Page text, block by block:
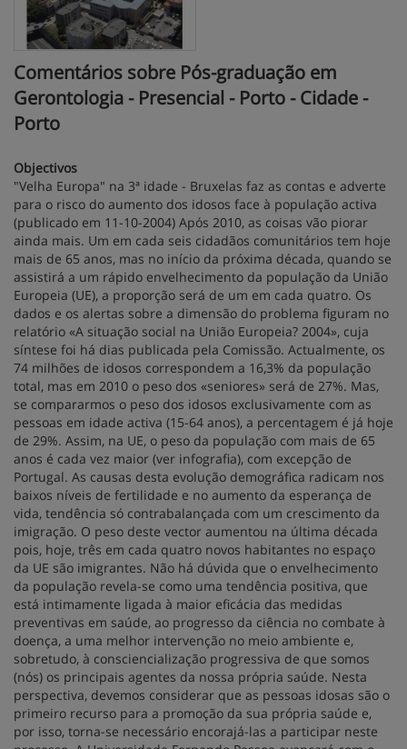
Comentários sobre Pós-graduação em
Gerontologia - Presencial - Porto - Cidade -
Porto
Objectivos
"Velha Europa" na 3ª idade - Bruxelas faz as contas e adverte
para o risco do aumento dos idosos face à população activa
(publicado em 11-10-2004) Após 2010, as coisas vão piorar
ainda mais. Um em cada seis cidadãos comunitários tem hoje
mais de 65 anos, mas no início da próxima década, quando se
assistirá a um rápido envelhecimento da população da União
Europeia (UE), a proporção será de um em cada quatro. Os
dados e os alertas sobre a dimensão do problema figuram no
relatório «A situação social na União Europeia? 2004», cuja
síntese foi há dias publicada pela Comissão. Actualmente, os
74 milhões de idosos correspondem a 16,3% da população
total, mas em 2010 o peso dos «seniores» será de 27%. Mas,
se compararmos o peso dos idosos exclusivamente com as
pessoas em idade activa (15-64 anos), a percentagem é já hoje
de 29%. Assim, na UE, o peso da população com mais de 65
anos é cada vez maior (ver infografia), com excepção de
Portugal. As causas desta evolução demográfica radicam nos
baixos níveis de fertilidade e no aumento da esperança de
vida, tendência só contrabalançada com um crescimento da
imigração. O peso deste vector aumentou na última década
pois, hoje, três em cada quatro novos habitantes no espaço
da UE são imigrantes. Não há dúvida que o envelhecimento
da população revela-se como uma tendência positiva, que
está intimamente ligada à maior eficácia das medidas
preventivas em saúde, ao progresso da ciência no combate à
doença, a uma melhor intervenção no meio ambiente e,
sobretudo, à consciencialização progressiva de que somos
(nós) os principais agentes da nossa própria saúde. Nesta
perspectiva, devemos considerar que as pessoas idosas são o
primeiro recurso para a promoção da sua própria saúde e,
por isso, torna-se necessário encorajá-las a participar neste